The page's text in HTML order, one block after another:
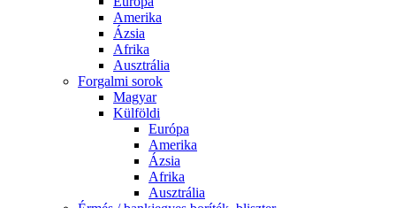
Amerika
Ázsia
Afrika
Ausztrália
Forgalmi sorok
Magyar
Külföldi
Európa
Amerika
Ázsia
Afrika
Ausztrália